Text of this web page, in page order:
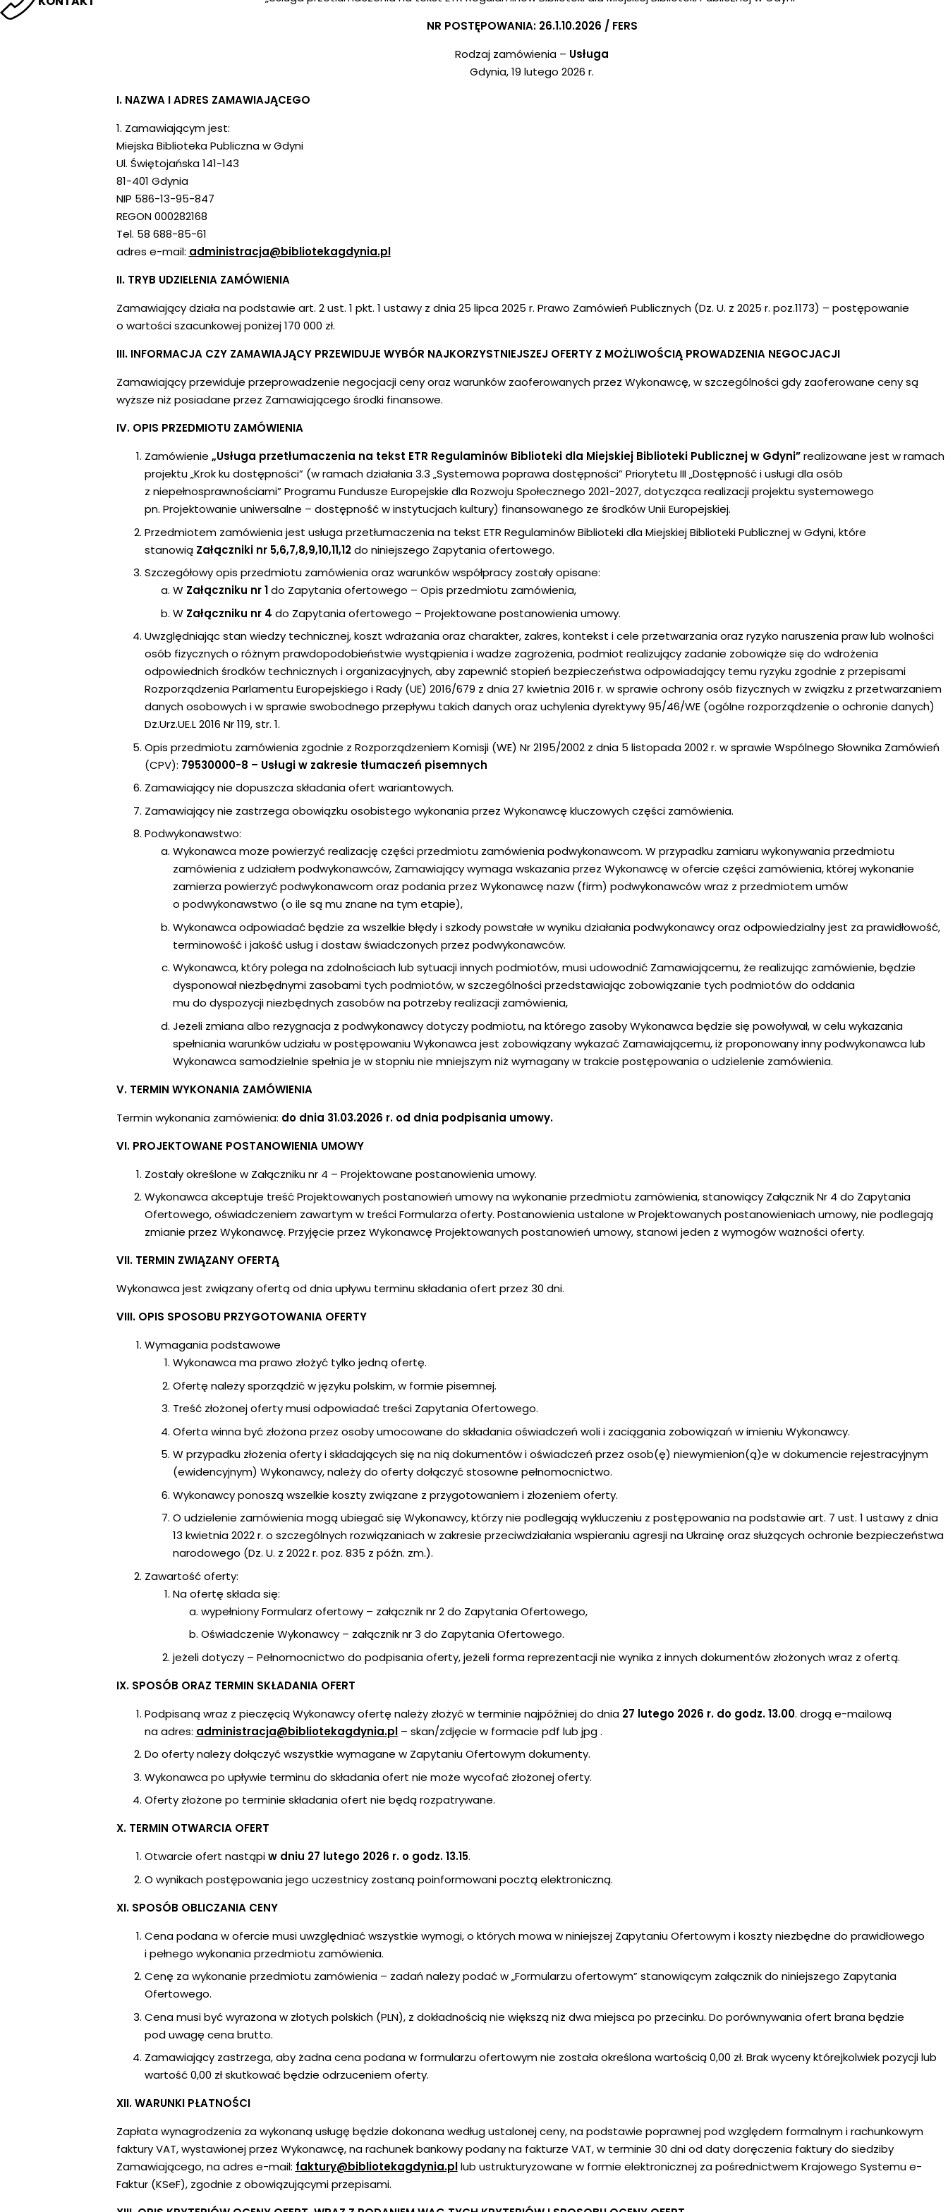
NR POSTĘPOWANIA: 26.1.10.2026 / FERS
Rodzaj zamówienia – Usługa
Gdynia, 19 lutego 2026 r.
I. NAZWA I ADRES ZAMAWIAJĄCEGO
1. Zamawiającym jest:
Miejska Biblioteka Publiczna w Gdyni
Ul. Świętojańska 141-143
81-401 Gdynia
NIP 586-13-95-847
REGON 000282168
Tel. 58 688-85-61
adres e-mail: administracja@bibliotekagdynia.pl
II. TRYB UDZIELENIA ZAMÓWIENIA
Zamawiający działa na podstawie art. 2 ust. 1 pkt. 1 ustawy z dnia 25 lipca 2025 r. Prawo Zamówień Publicznych (Dz. U. z 2025 r. poz.1173) – postępowanie
o wartości szacunkowej poniżej 170 000 zł.
III. INFORMACJA CZY ZAMAWIAJĄCY PRZEWIDUJE WYBÓR NAJKORZYSTNIEJSZEJ OFERTY Z MOŻLIWOŚCIĄ PROWADZENIA NEGOCJACJI
Zamawiający przewiduje przeprowadzenie negocjacji ceny oraz warunków zaoferowanych przez Wykonawcę, w szczególności gdy zaoferowane ceny są
wyższe niż posiadane przez Zamawiającego środki finansowe.
IV. OPIS PRZEDMIOTU ZAMÓWIENIA
Zamówienie „Usługa przetłumaczenia na tekst ETR Regulaminów Biblioteki dla Miejskiej Biblioteki Publicznej w Gdyni”realizowane jest w ramach
projektu „Krok ku dostępności” (w ramach działania 3.3 „Systemowa poprawa dostępności” Priorytetu III „Dostępność i usługi dla osób
z niepełnosprawnościami” Programu Fundusze Europejskie dla Rozwoju Społecznego 2021-2027, dotycząca realizacji projektu systemowego
pn. Projektowanie uniwersalne – dostępność w instytucjach kultury) finansowanego ze środków Unii Europejskiej.
Przedmiotem zamówienia jest usługa przetłumaczenia na tekst ETR Regulaminów Biblioteki dla Miejskiej Biblioteki Publicznej w Gdyni, które
stanowią Załączniki nr 5,6,7,8,9,10,11,12do niniejszego Zapytania ofertowego.
Szczegółowy opis przedmiotu zamówienia oraz warunków współpracy zostały opisane:
W Załączniku nr 1do Zapytania ofertowego – Opis przedmiotu zamówienia,
W Załączniku nr 4 do Zapytania ofertowego – Projektowane postanowienia umowy.
Uwzględniając stan wiedzy technicznej, koszt wdrażania oraz charakter, zakres, kontekst i cele przetwarzania oraz ryzyko naruszenia praw lub wolności
osób fizycznych o różnym prawdopodobieństwie wystąpienia i wadze zagrożenia, podmiot realizujący zadanie zobowiąże się do wdrożenia
odpowiednich środków technicznych i organizacyjnych, aby zapewnić stopień bezpieczeństwa odpowiadający temu ryzyku zgodnie z przepisami
Rozporządzenia Parlamentu Europejskiego i Rady (UE) 2016/679 z dnia 27 kwietnia 2016 r. w sprawie ochrony osób fizycznych w związku z przetwarzaniem
danych osobowych i w sprawie swobodnego przepływu takich danych oraz uchylenia dyrektywy 95/46/WE (ogólne rozporządzenie o ochronie danych)
Dz.Urz.UE.L 2016 Nr 119, str. 1.
Opis przedmiotu zamówienia zgodnie z Rozporządzeniem Komisji (WE) Nr 2195/2002 z dnia 5 listopada 2002 r. w sprawie Wspólnego Słownika Zamówień
(CPV): 79530000-8 – Usługi w zakresie tłumaczeń pisemnych
Zamawiający nie dopuszcza składania ofert wariantowych.
Zamawiający nie zastrzega obowiązku osobistego wykonania przez Wykonawcę kluczowych części zamówienia.
Podwykonawstwo:
Wykonawca może powierzyć realizację części przedmiotu zamówienia podwykonawcom. W przypadku zamiaru wykonywania przedmiotu
zamówienia z udziałem podwykonawców, Zamawiający wymaga wskazania przez Wykonawcę w ofercie części zamówienia, której wykonanie
zamierza powierzyć podwykonawcom oraz podania przez Wykonawcę nazw (firm) podwykonawców wraz z przedmiotem umów
o podwykonawstwo (o ile są mu znane na tym etapie),
Wykonawca odpowiadać będzie za wszelkie błędy i szkody powstałe w wyniku działania podwykonawcy oraz odpowiedzialny jest za prawidłowość,
terminowość i jakość usług i dostaw świadczonych przez podwykonawców.
Wykonawca, który polega na zdolnościach lub sytuacji innych podmiotów, musi udowodnić Zamawiającemu, że realizując zamówienie, będzie
dysponował niezbędnymi zasobami tych podmiotów, w szczególności przedstawiając zobowiązanie tych podmiotów do oddania
mu do dyspozycji niezbędnych zasobów na potrzeby realizacji zamówienia,
Jeżeli zmiana albo rezygnacja z podwykonawcy dotyczy podmiotu, na którego zasoby Wykonawca będzie się powoływał, w celu wykazania
spełniania warunków udziału w postępowaniu Wykonawca jest zobowiązany wykazać Zamawiającemu, iż proponowany inny podwykonawca lub
Wykonawca samodzielnie spełnia je w stopniu nie mniejszym niż wymagany w trakcie postępowania o udzielenie zamówienia.
V. TERMIN WYKONANIA ZAMÓWIENIA
Termin wykonania zamówienia: do dnia 31.03.2026 r. od dnia podpisania umowy.
VI. PROJEKTOWANE POSTANOWIENIA UMOWY
Zostały określone w Załączniku nr 4 – Projektowane postanowienia umowy.
Wykonawca akceptuje treść Projektowanych postanowień umowy na wykonanie przedmiotu zamówienia, stanowiący Załącznik Nr 4 do Zapytania
Ofertowego, oświadczeniem zawartym w treści Formularza oferty. Postanowienia ustalone w Projektowanych postanowieniach umowy, nie podlegają
zmianie przez Wykonawcę. Przyjęcie przez Wykonawcę Projektowanych postanowień umowy, stanowi jeden z wymogów ważności oferty.
VII. TERMIN ZWIĄZANY OFERTĄ
Wykonawca jest związany ofertą od dnia upływu terminu składania ofert przez 30 dni.
VIII. OPIS SPOSOBU PRZYGOTOWANIA OFERTY
Wymagania podstawowe
Wykonawca ma prawo złożyć tylko jedną ofertę.
Ofertę należy sporządzić w języku polskim, w formie pisemnej.
Treść złożonej oferty musi odpowiadać treści Zapytania Ofertowego.
Oferta winna być złożona przez osoby umocowane do składania oświadczeń woli i zaciągania zobowiązań w imieniu Wykonawcy.
W przypadku złożenia oferty i składających się na nią dokumentów i oświadczeń przez osob(ę) niewymienion(ą)e w dokumencie rejestracyjnym
(ewidencyjnym) Wykonawcy, należy do oferty dołączyć stosowne pełnomocnictwo.
Wykonawcy ponoszą wszelkie koszty związane z przygotowaniem i złożeniem oferty.
O udzielenie zamówienia mogą ubiegać się Wykonawcy, którzy nie podlegają wykluczeniu z postępowania na podstawie art. 7 ust. 1 ustawy z dnia
13 kwietnia 2022 r. o szczególnych rozwiązaniach w zakresie przeciwdziałania wspieraniu agresji na Ukrainę oraz służących ochronie bezpieczeństwa
narodowego (Dz. U. z 2022 r. poz. 835 z późn. zm.).
Zawartość oferty:
Na ofertę składa się:
wypełniony Formularz ofertowy – załącznik nr 2 do Zapytania Ofertowego,
Oświadczenie Wykonawcy – załącznik nr 3 do Zapytania Ofertowego.
jeżeli dotyczy – Pełnomocnictwo do podpisania oferty, jeżeli forma reprezentacji nie wynika z innych dokumentów złożonych wraz z ofertą.
IX. SPOSÓB ORAZ TERMIN SKŁADANIA OFERT
Podpisaną wraz z pieczęcią Wykonawcy ofertę należy złożyć w terminie najpóźniej do dnia27 lutego 2026 r. do godz. 13.00. drogą e-mailową
na adres: administracja@bibliotekagdynia.pl– skan/zdjęcie w formacie pdf lub jpg .
Do oferty należy dołączyć wszystkie wymagane w Zapytaniu Ofertowym dokumenty.
Wykonawca po upływie terminu do składania ofert nie może wycofać złożonej oferty.
Oferty złożone po terminie składania ofert nie będą rozpatrywane.
X. TERMIN OTWARCIA OFERT
Otwarcie ofert nastąpiw dniu 27 lutego 2026 r. o godz. 13.15.
O wynikach postępowania jego uczestnicy zostaną poinformowani pocztą elektroniczną.
XI. SPOSÓB OBLICZANIA CENY
Cena podana w ofercie musi uwzględniać wszystkie wymogi, o których mowa w niniejszej Zapytaniu Ofertowym i koszty niezbędne do prawidłowego
i pełnego wykonania przedmiotu zamówienia.
Cenę za wykonanie przedmiotu zamówienia – zadań należy podać w „Formularzu ofertowym” stanowiącym załącznik do niniejszego Zapytania
Ofertowego.
Cena musi być wyrażona w złotych polskich (PLN), z dokładnością nie większą niż dwa miejsca po przecinku. Do porównywania ofert brana będzie
pod uwagę cena brutto.
Zamawiający zastrzega, aby żadna cena podana w formularzu ofertowym nie została określona wartością 0,00 zł. Brak wyceny którejkolwiek pozycji lub
wartość 0,00 zł skutkować będzie odrzuceniem oferty.
XII. WARUNKI PŁATNOŚCI
Zapłata wynagrodzenia za wykonaną usługę będzie dokonana według ustalonej ceny, na podstawie poprawnej pod względem formalnym i rachunkowym
faktury VAT, wystawionej przez Wykonawcę, na rachunek bankowy podany na fakturze VAT, w terminie 30 dni od daty doręczenia faktury do siedziby
Zamawiającego, na adres e-mail: faktury@bibliotekagdynia.pllub ustrukturyzowane w formie elektronicznej za pośrednictwem Krajowego Systemu e-
Faktur (KSeF), zgodnie z obowiązującymi przepisami.